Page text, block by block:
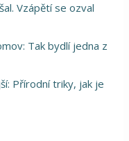
Vzápětí se ozval
Tak bydlí jedna z
Přírodní triky, jak je